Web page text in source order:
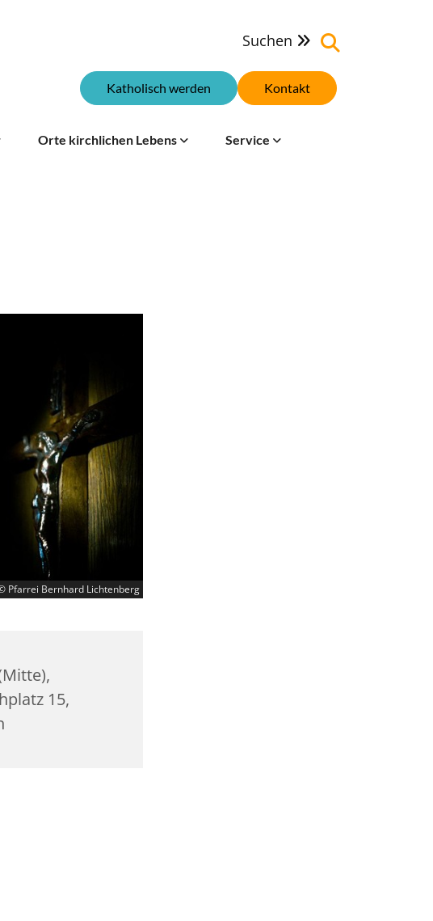
Suchen 
Kontakt
Katholisch werden
Orte kirchlichen Lebens Service
Pfarrei Bernhard Lichtenberg
15,